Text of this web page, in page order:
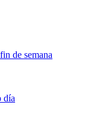
de semana
día